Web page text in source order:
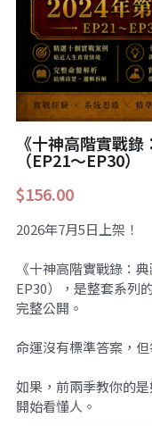
八字雜記
心靈成長
人氣最高
站長精選
臉書生活
好書推廌
Podcast聽書
團隊訓練營
八字視頻
陽宅視頻
線上直播
自我挑戰
線上學苑
八字初階班1
八字初階班2
八字進階班
八字中階班
八字高階班
五人實戰班
五行計算初階
五行計算高階
團隊訓練營
命理商城
八字完整班
《十神高階
科學八字推理
八字批命
小兒命名
我的著作
科學八字推理1
科學八字推理2
科學八字推理3
科學八字輕
輕鬆學會科學
與我預約
批命預約
上課預約
常見問題
FB粉絲頁
登錄
搜索
繁體中文
《十神高階實戰
（EP21～EP30）
$156.00
2026年7月5日上架！
《十神高階實戰錄：
EP30），是整套系列
完整公開。
命運沒有標準答案，
如果，前兩季教你的
開始看懂人。
團隊教練訓練營
Podcast聽書
八字線上批命
小兒命名
臉書生活